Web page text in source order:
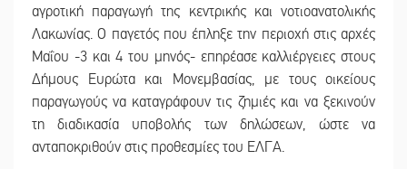
αγροτική παραγωγή της κεντρικής και νοτιοανατολικής
Λακωνίας. Ο παγετός που έπληξε την περιοχή στις αρχές
Μαΐου -3 και 4 του μηνός- επηρέασε καλλιέργειες στους
Δήμους Ευρώτα και Μονεμβασίας, με τους οικείους
παραγωγούς να καταγράφουν τις ζημιές και να ξεκινούν
τη διαδικασία υποβολής των δηλώσεων, ώστε να
ανταποκριθούν στις προθεσμίες του ΕΛΓΑ.